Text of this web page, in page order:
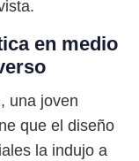
en medio
, una joven
que el diseño
la indujo a